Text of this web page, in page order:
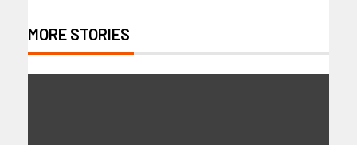
MORE STORIES